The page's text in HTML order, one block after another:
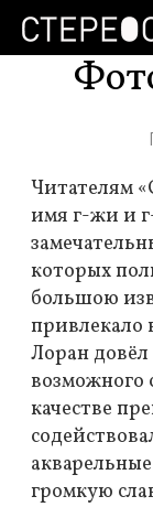
Читателям
имя г-жи и
которых
большою
привлекало
Лоран
возможного
качестве
громкую